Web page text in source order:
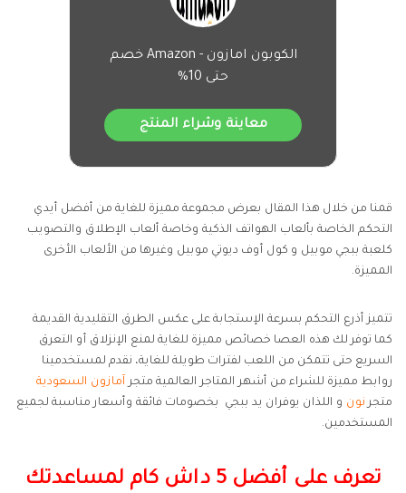
الكوبون امازون - Amazon خصم
حتى 10%
معاينة وشراء المنتج
قمنا من خلال هذا المقال بعرض مجموعة مميزة للغاية من أفضل أيدي
التحكم الخاصة بألعاب الهواتف الذكية وخاصة ألعاب الإطلاق والتصويب
كلعبة ببجي موبيل و كول أوف ديوتي موبيل وغيرها من الألعاب الأخرى
المميزة.
تتميز أذرع التحكم بسرعة الإستجابة على عكس الطرق التقليدية القديمة
كما توفر لك هذه العصا خصائص مميزة للغاية لمنع الإنزلاق أو التعرق
السريع حتى تتمكن من اللعب لفترات طويلة للغاية، نقدم لمستخدمينا
روابط مميزة للشراء من أشهر المتاجر العالمية متجر آمازون السعودية
متجر نون و اللذان يوفران يد ببجي بخصومات فائقة وأسعار مناسبة لجميع
المستخدمين.
تعرف على أفضل 5 داش كام لمساعدتك